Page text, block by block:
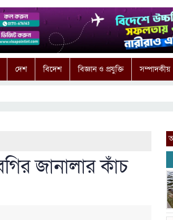
দেশ বিদেশ বিজ্ঞান ও প্রযুক্তি সম্পাদকীয়
জানালার কাঁচ